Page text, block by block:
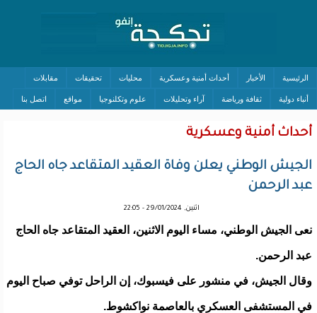
الرئيسية الأخبار أحداث أمنية وعسكرية محليات تحقيقات مقابلات
أنباء دولية ثقافة ورياضة آراء وتحليلات علوم وتكلنوجيا مواقع اتصل بنا
أحداث أمنية وعسكرية
الجيش الوطني يعلن وفاة العقيد المتقاعد جاه الحاج
عبد الرحمن
اثنين, 29/01/2024 - 22:05
نعى الجيش الوطني، مساء اليوم الاثنين، العقيد المتقاعد جاه الحاج
عبد الرحمن.
وقال الجيش، في منشور على فيسبوك، إن الراحل توفي صباح اليوم
في المستشفى العسكري بالعاصمة نواكشوط.